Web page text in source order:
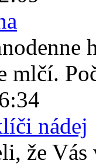
mlčí.
nádej
že